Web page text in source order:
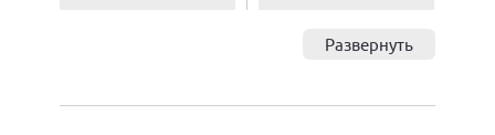
Развернуть